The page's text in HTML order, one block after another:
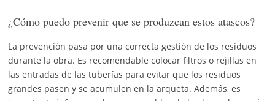
¿Cómo puedo prevenir que se produzcan estos atascos?
La prevención pasa por una correcta gestión de los residuos
durante la obra. Es recomendable colocar filtros o rejillas en
las entradas de las tuberías para evitar que los residuos
grandes pasen y se acumulen en la arqueta. Además, es